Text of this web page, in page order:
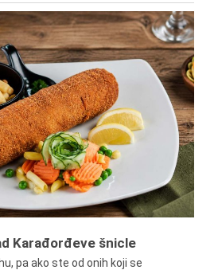
Karađorđeve šnicle
pa ako ste od onih koji se